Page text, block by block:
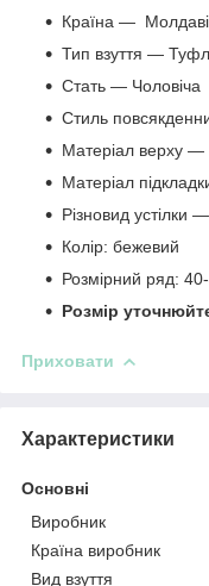
Країна —
Тип взуття —
Стать — Чоловіча
Стиль
Матеріал верху —
Матеріал
Різновид устілки
Колір: бежевий
Розмірний ряд:
Розмір
Приховати
Характеристики
Основні
Виробник
Країна виробник
Вид взуття